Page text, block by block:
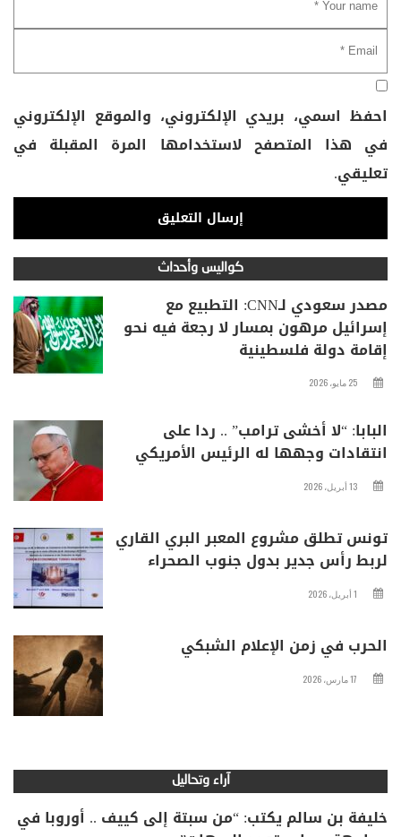
احفظ اسمي، بريدي الإلكتروني، والموقع الإلكتروني
في هذا المتصفح لاستخدامها المرة المقبلة في
تعليقي.
كواليس وأحداث
مصدر سعودي لـCNN: التطبيع مع
إسرائيل مرهون بمسار لا رجعة فيه نحو
إقامة دولة فلسطينية
25 مايو، 2026
البابا: “لا أخشى ترامب” .. ردا على
انتقادات وجهها له الرئيس الأمريكي
13 أبريل، 2026
تونس تطلق مشروع المعبر البري القاري
لربط رأس جدير بدول جنوب الصحراء
1 أبريل، 2026
الحرب في زمن الإعلام الشبكي
17 مارس، 2026
آراء وتحاليل
خليفة بن سالم يكتب: “من سبتة إلى كييف .. أوروبا في